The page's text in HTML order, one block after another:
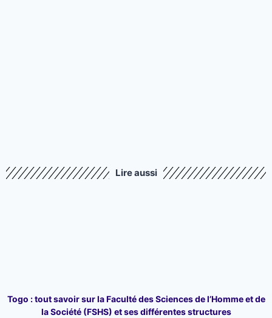
Lire aussi
Togo : tout savoir sur la Faculté des Sciences de l’Homme et de
la Société (FSHS) et ses différentes structures